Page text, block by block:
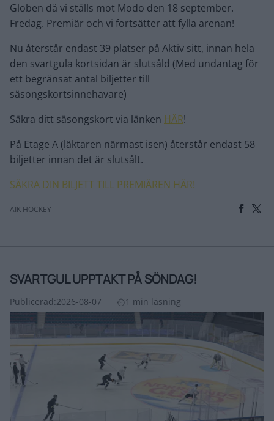
Globen då vi ställs mot Modo den 18 september.
Fredag. Premiär och vi fortsätter att fylla arenan!
Nu återstår endast 39 platser på Aktiv sitt, innan hela
den svartgula kortsidan är slutsåld (Med undantag för
ett begränsat antal biljetter till
säsongskortsinnehavare)
Säkra ditt säsongskort via länken HÄR!
På Etage A (läktaren närmast isen) återstår endast 58
biljetter innan det är slutsålt.
SÄKRA DIN BILJETT TILL PREMIÄREN HÄR!
AIK HOCKEY
SVARTGUL UPPTAKT PÅ SÖNDAG!
Publicerad:2026-08-07 1 min läsning